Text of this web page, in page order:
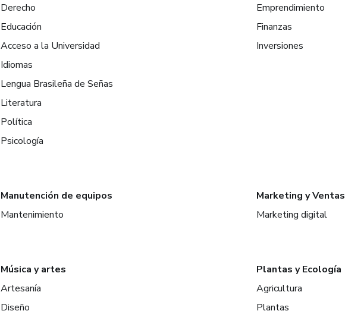
Derecho
Educación
Acceso a la Universidad
Idiomas
Lengua Brasileña de Señas
Literatura
Política
Psicología
Emprendimiento
Finanzas
Inversiones
Manutención de equipos
Mantenimiento
Marketing y Ventas
Marketing digital
Música y artes
Artesanía
Diseño
Plantas y Ecología
Agricultura
Plantas